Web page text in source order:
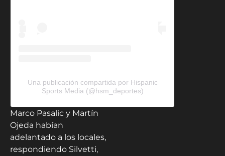
Una publicación compartida por Hispanic
Sports Media (@hsm_deportes)
Marco Pasalic y Martín
Ojeda habían
adelantado a los locales,
respondiendo Silvetti,